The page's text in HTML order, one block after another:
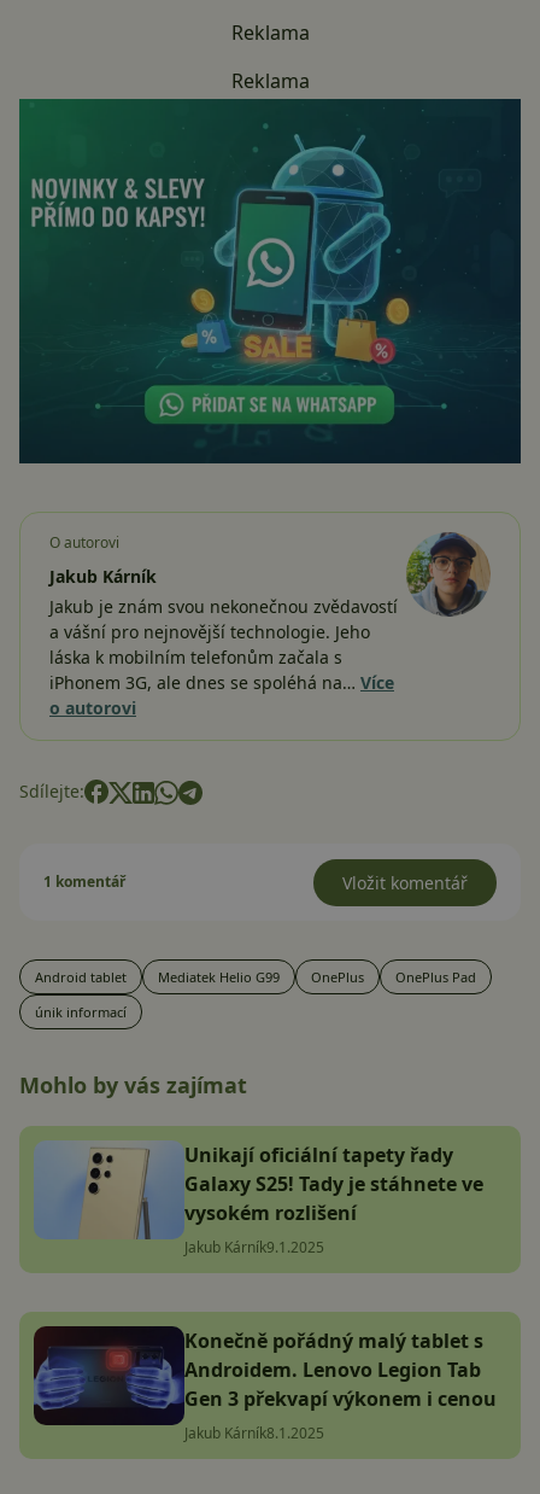
Reklama
Reklama
O autorovi
Jakub Kárník
Jakub je znám svou nekonečnou zvědavostí
a vášní pro nejnovější technologie. Jeho
láska k mobilním telefonům začala s
iPhonem 3G, ale dnes se spoléhá na… Více
o autorovi
Sdílejte:
1 komentář Vložit komentář
Android tablet Mediatek Helio G99 OnePlus
OnePlus Pad
únik informací
Mohlo by vás zajímat
Unikají oficiální tapety řady
Galaxy S25! Tady je stáhnete ve
vysokém rozlišení
Jakub Kárník9.1.2025
Konečně pořádný malý tablet s
Androidem. Lenovo Legion Tab
Gen 3 překvapí výkonem i cenou
Jakub Kárník8.1.2025